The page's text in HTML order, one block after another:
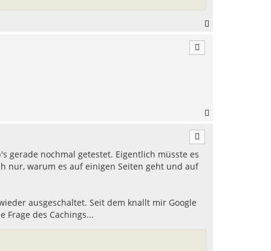
gerade nochmal getestet. Eigentlich müsste es
nur, warum es auf einigen Seiten geht und auf
ausgeschaltet. Seit dem knallt mir Google
des Cachings...